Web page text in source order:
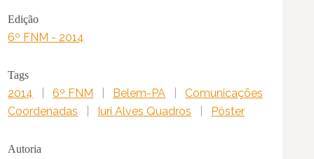
Edição
6º FNM - 2014
Tags
2014 6º FNM Belem-PA
Comunicações
Coordenadas
Iuri Alves Quadros Pôster
Autoria